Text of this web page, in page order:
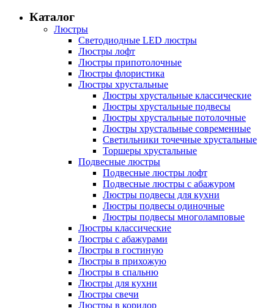
Каталог
Люстры
Светодиодные LED люстры
Люстры лофт
Люстры припотолочные
Люстры флористика
Люстры хрустальные
Люстры хрустальные классические
Люстры хрустальные подвесы
Люстры хрустальные потолочные
Люстры хрустальные современные
Светильники точечные хрустальные
Торшеры хрустальные
Подвесные люстры
Подвесные люстры лофт
Подвесные люстры с абажуром
Люстры подвесы для кухни
Люстры подвесы одиночные
Люстры подвесы многоламповые
Люстры классические
Люстры с абажурами
Люстры в гостиную
Люстры в прихожую
Люстры в спальню
Люстры для кухни
Люстры свечи
Люстры в коридор